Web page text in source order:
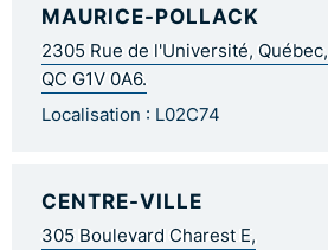
MAURICE-POLLACK
2305 Rue de l'Université, Québec,
QC G1V 0A6.
Localisation : L02C74
CENTRE-VILLE
305 Boulevard Charest E,